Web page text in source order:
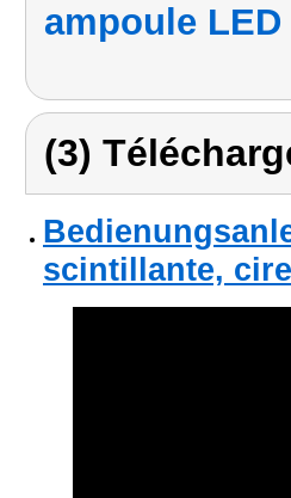
ampoule
(3)
scintillante,